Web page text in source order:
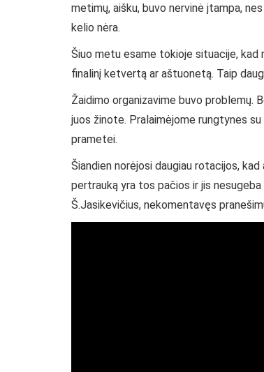
metimų, aišku, buvo nervinė įtampa,
kelio nėra.
Šiuo metu esame tokioje situacije, kad
finalinį ketvertą ar aštuonetą. Taip
Žaidimo organizavime buvo problemų.
juos žinote. Pralaimėjome rungtynes
prametei.
Šiandien norėjosi daugiau rotacijos,
pertrauką yra tos pačios ir jis
Š.Jasikevičius, nekomentavęs